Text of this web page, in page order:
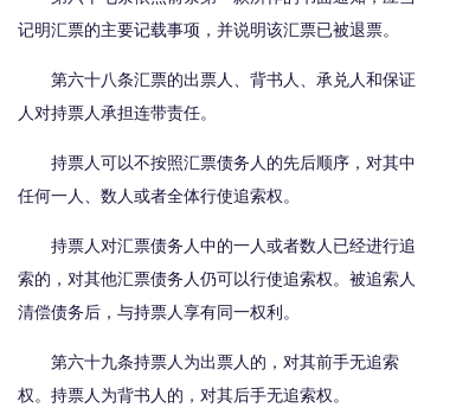
记明汇票的主要记载事项，并说明该汇票已被退票。
第六十八条汇票的出票人、背书人、承兑人和保证
人对持票人承担连带责任。
持票人可以不按照汇票债务人的先后顺序，对其中
任何一人、数人或者全体行使追索权。
持票人对汇票债务人中的一人或者数人已经进行追
索的，对其他汇票债务人仍可以行使追索权。被追索人
清偿债务后，与持票人享有同一权利。
第六十九条持票人为出票人的，对其前手无追索
权。持票人为背书人的，对其后手无追索权。